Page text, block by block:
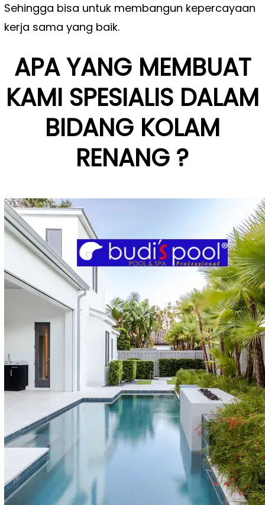
Sehingga bisa untuk membangun kepercayaan
kerja sama yang baik.
APA YANG MEMBUAT
KAMI SPESIALIS DALAM
BIDANG KOLAM
RENANG ?